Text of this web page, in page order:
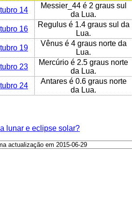
14
Messier_44 é 2 graus sul
da Lua.
16
Regulus é 1.4 graus sul da
Lua.
19
Vênus é 4 graus norte da
Lua.
23
Mercúrio é 2.5 graus norte
da Lua.
24
Antares é 0.6 graus norte
da Lua.
lunar e eclipse solar?
actualização em 2015-06-29